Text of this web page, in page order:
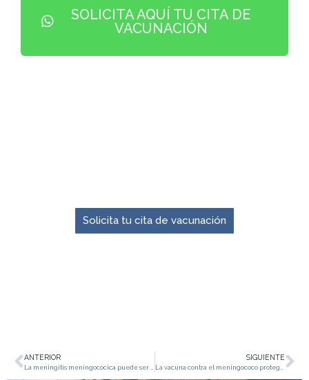
SOLICITA AQUÍ TU CITA DE
VACUNACIÓN
Solicita tu cita de vacunación
ANTERIOR
La meningitis meningocócica puede ser grave, pero es prevenible con la vacuna contra el meningococo
SIGUIENTE
La vacuna contra el meningococo protege a tu hijo de infecciones graves